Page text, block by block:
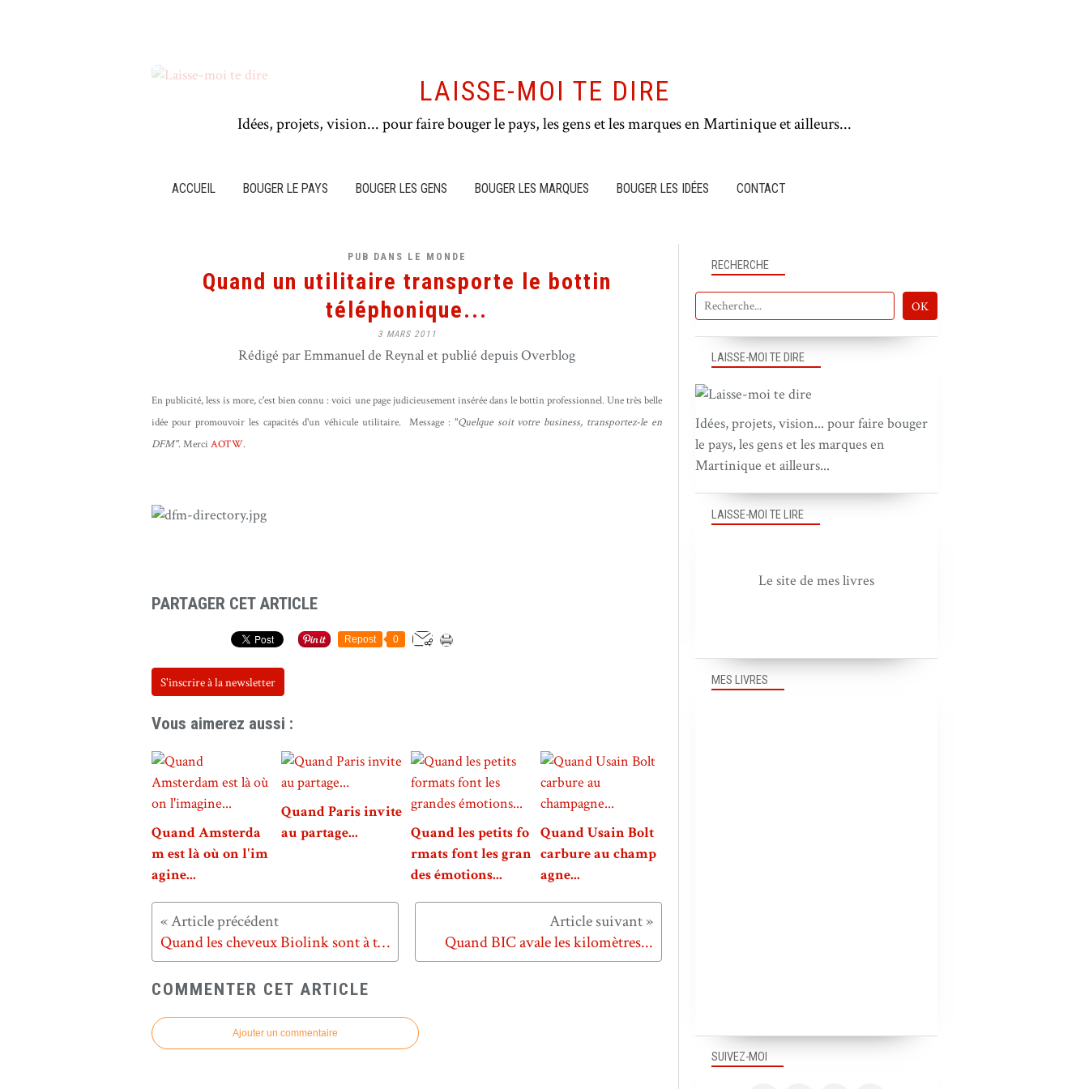
LAISSE-MOI TE DIRE
Idées, projets, vision... pour faire bouger le pays, les gens et les marques en Martinique et ailleurs...
ACCUEIL BOUGER LE PAYS BOUGER LES GENS BOUGER LES MARQUES BOUGER LES IDÉES CONTACT
PUB DANS LE MONDE
Quand un utilitaire transporte le bottin
téléphonique...
3 MARS 2011
Rédigé par Emmanuel de Reynal et publié depuis Overblog
En publicité, less is more, c'est bien connu : voici une page judicieusement insérée dans le bottin professionnel. Une très belle
idée pour promouvoir les capacités d'un véhicule utilitaire. Message : "Quelque soit votre business, transportez-le en
DFM". Merci AOTW.
PARTAGER CET ARTICLE
Repost 0
S'inscrire à la newsletter
Vous aimerez aussi :
Quand Amsterda
m est là où on l'im
agine...
Quand Paris invite
au partage...
Quand les petits fo
rmats font les gran
des émotions...
Quand Usain Bolt
carbure au champ
agne...
Quand les cheveux Biolink sont à tomber... Quand BIC avale les kilomètres...
COMMENTER CET ARTICLE
Ajouter un commentaire
SUIVEZ-MOI
RECHERCHE
LAISSE-MOI TE DIRE
Idées, projets, vision... pour faire bouger
le pays, les gens et les marques en
Martinique et ailleurs...
MES LIVRES
LAISSE-MOI TE LIRE
Le site de mes livres